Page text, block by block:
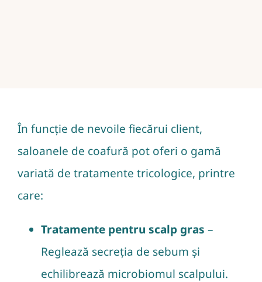
În funcție de nevoile fiecărui client,
saloanele de coafură pot oferi o gamă
variată de tratamente tricologice, printre
care:
Tratamente pentru scalp gras –
Reglează secreția de sebum și
echilibrează microbiomul scalpului.